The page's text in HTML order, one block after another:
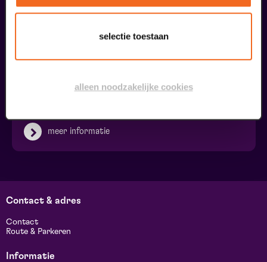
selectie toestaan
alleen noodzakelijke cookies
meer informatie
Contact & adres
Contact
Route & Parkeren
Informatie